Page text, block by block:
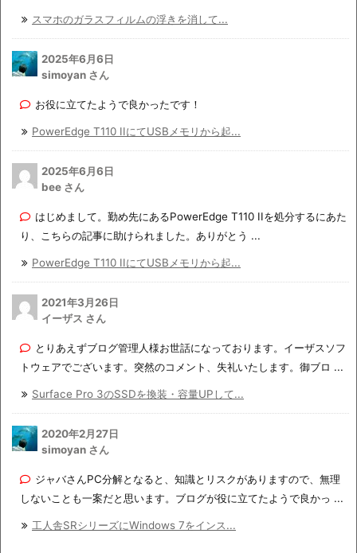
スマホのガラスフィルムの浮きを消して...
2025年6月6日
simoyan さん
お役に立てたようで良かったです！
PowerEdge T110 IIにてUSBメモリから起...
2025年6月6日
bee さん
はじめまして。勤め先にあるPowerEdge T110 IIを処分するにあた
り、こちらの記事に助けられました。ありがとう ...
PowerEdge T110 IIにてUSBメモリから起...
2021年3月26日
イーザス さん
とりあえずブログ管理人様お世話になっております。イーザスソフ
トウェアでございます。突然のコメント、失礼いたします。御ブロ ...
Surface Pro 3のSSDを換装・容量UPして...
2020年2月27日
simoyan さん
ジャバさんPC分解となると、知識とリスクがありますので、無理
しないことも一案だと思います。ブログが役に立てたようで良かっ ...
工人舎SRシリーズにWindows 7をインス...